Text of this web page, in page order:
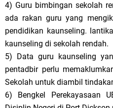
4) Guru bimbingan sekolah
ada rakan guru yang
pendidikan kaunseling.
kaunseling di sekolah rendah.
5) Data guru kaunseling
pentadbir perlu
Sekolah untuk diambil
6) Bengkel Perekayasaan